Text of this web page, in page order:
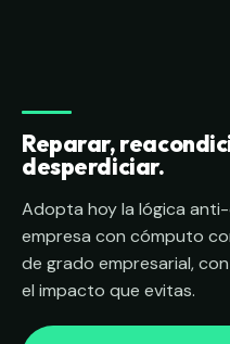
Reparar,
desperdiciar.
Adopta hoy la lógica
empresa con cómputo
de grado empresarial,
el impacto que evitas.